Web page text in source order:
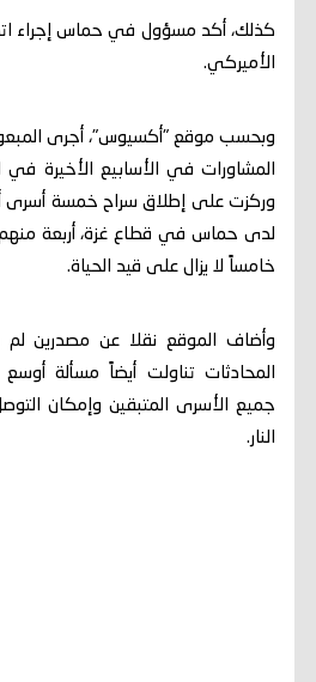
كذلك، أكد مسؤول في حماس إجراء
الأميركي.
وبحسب موقع "أكسيوس"، أجرى
المشاورات في الأسابيع الأخيرة في
وركزت على إطلاق سراح خمسة أسرى
لدى حماس في قطاع غزة، أربعة
خامساً لا يزال على قيد الحياة.
وأضاف الموقع نقلا عن مصدرين
المحادثات تناولت أيضاً مسألة
جميع الأسرى المتبقين وإمكان
النار.